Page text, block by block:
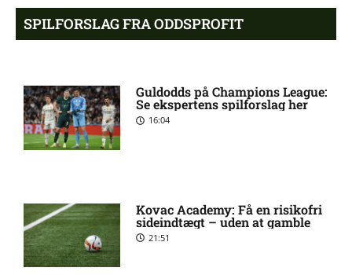
Nykøbing FC: Optakt
[2026/08/08]
M. Riahi skadesstatus hos
Viborg FF
6:25 pm
Opdatering: Isak Aron Sjong
Eliteserien – Valerenga mod
Bodo/Glimt: Optakt,
forventede opstillinger,
skader og karantæner
4:43 pm
SPILFORSLAG FRA ODDSPROFIT
Guldodds på Champions League:
Se ekspertens spilforslag her
16:04
Kovac Academy: Få en risikofri
sideindtægt – uden at gamble
21:51